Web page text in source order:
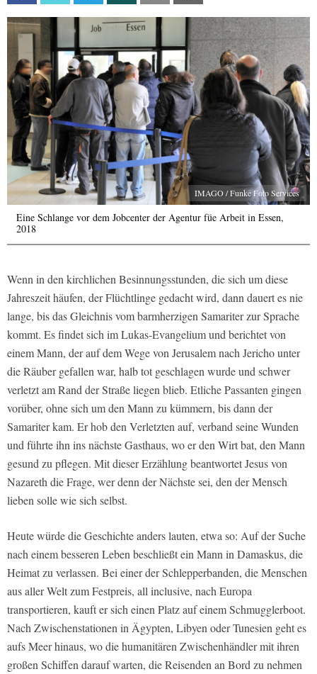
IMAGO / Funke Foto Services
Eine Schlange vor dem Jobcenter der Agentur füe Arbeit in Essen,
2018
Wenn in den kirchlichen Besinnungsstunden, die sich um diese
Jahreszeit häufen, der Flüchtlinge gedacht wird, dann dauert es nie
lange, bis das Gleichnis vom barmherzigen Samariter zur Sprache
kommt. Es findet sich im Lukas-Evangelium und berichtet von
einem Mann, der auf dem Wege von Jerusalem nach Jericho unter
die Räuber gefallen war, halb tot geschlagen wurde und schwer
verletzt am Rand der Straße liegen blieb. Etliche Passanten gingen
vorüber, ohne sich um den Mann zu kümmern, bis dann der
Samariter kam. Er hob den Verletzten auf, verband seine Wunden
und führte ihn ins nächste Gasthaus, wo er den Wirt bat, den Mann
gesund zu pflegen. Mit dieser Erzählung beantwortet Jesus von
Nazareth die Frage, wer denn der Nächste sei, den der Mensch
lieben solle wie sich selbst.
Heute würde die Geschichte anders lauten, etwa so: Auf der Suche
nach einem besseren Leben beschließt ein Mann in Damaskus, die
Heimat zu verlassen. Bei einer der Schlepperbanden, die Menschen
aus aller Welt zum Festpreis, all inclusive, nach Europa
transportieren, kauft er sich einen Platz auf einem Schmugglerboot.
Nach Zwischenstationen in Ägypten, Libyen oder Tunesien geht es
aufs Meer hinaus, wo die humanitären Zwischenhändler mit ihren
großen Schiffen darauf warten, die Reisenden an Bord zu nehmen